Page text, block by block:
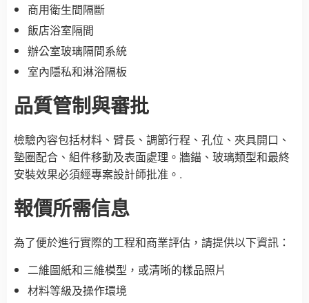
商用衛生間隔斷
飯店浴室隔間
辦公室玻璃隔間系統
室內隱私和淋浴隔板
品質管制與審批
檢驗內容包括材料、臂長、調節行程、孔位、夾具開口、
墊圈配合、組件移動及表面處理。牆錨、玻璃類型和最終
安裝效果必須經專案設計師批准。.
報價所需信息
為了便於進行實際的工程和商業評估，請提供以下資訊：
二維圖紙和三維模型，或清晰的樣品照片
材料等級及操作環境